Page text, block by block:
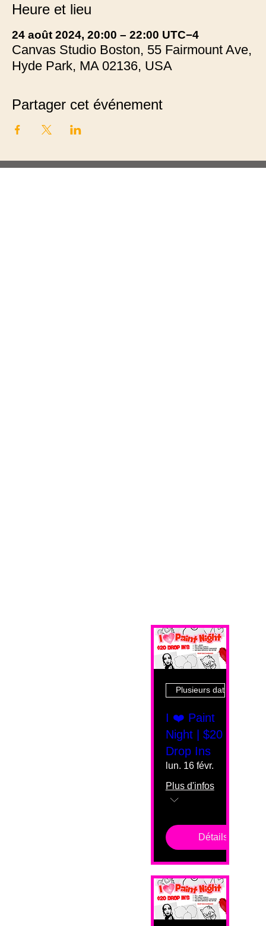
Heure et lieu
24 août 2024, 20:00 – 22:00 UTC−4
Canvas Studio Boston, 55 Fairmount Ave,
Hyde Park, MA 02136, USA
Partager cet événement
Plusieurs dates
I ❤️ Paint
Night | $20
Drop Ins
lun. 16 févr.
Plus d'infos
Détails